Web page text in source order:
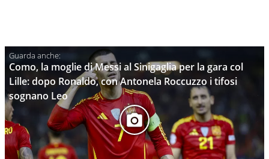
Como, la moglie di Messi al Sinigaglia per la gara col
Lille: dopo Ronaldo, con Antonela Roccuzzo i tifosi
sognano Leo